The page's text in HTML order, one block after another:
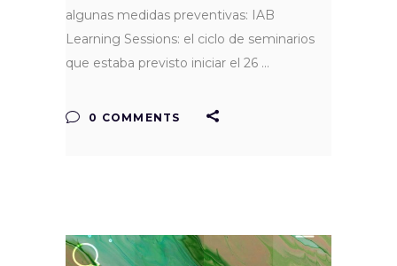
algunas medidas preventivas: IAB
Learning Sessions: el ciclo de seminarios
que estaba previsto iniciar el 26
0 COMMENTS